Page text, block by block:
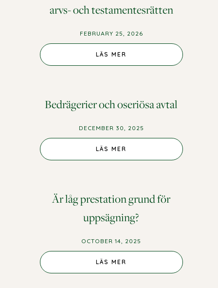
arvs- och testamentesrätten
FEBRUARY 25, 2026
LÄS MER
Bedrägerier och oseriösa avtal
DECEMBER 30, 2025
LÄS MER
Är låg prestation grund för
uppsägning?
OCTOBER 14, 2025
LÄS MER